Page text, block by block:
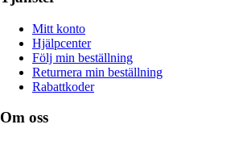
Mitt konto
Hjälpcenter
Följ min beställning
Returnera min beställning
Rabattkoder
Om oss